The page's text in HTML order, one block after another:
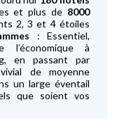
et plus de 8000
2, 3 et 4 étoiles
: Essentiel,
à
en passant par
de moyenne
un large éventail
que soient vos